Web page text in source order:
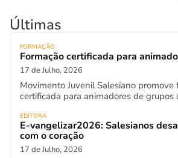
Últimas
FORMAÇÃO
Formação certificada para
17 de Julho, 2026
Movimento Juvenil Salesiano promove
certificada para animadores de grupos
EDITORA
E-vangelizar2026: Salesianos
com o coração
17 de Julho, 2026